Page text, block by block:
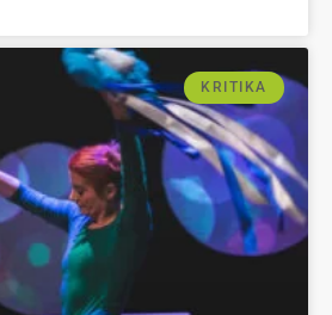
KRITIKA